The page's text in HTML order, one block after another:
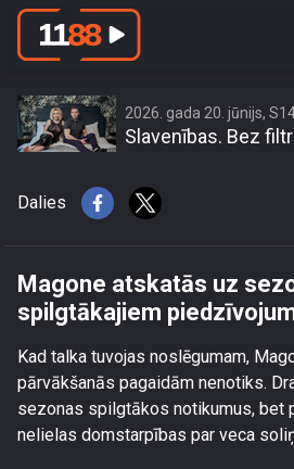
Magone atskatās uz
2026. gada 20. jūnijs,
Slavenības. Bez
Dalies
Magone atskatās uz
spilgtākajiem
Kad talka tuvojas noslēgumam,
pārvākšanās pagaidām nenotiks.
sezonas spilgtākos notikumus, bet
nelielas domstarpības par veca